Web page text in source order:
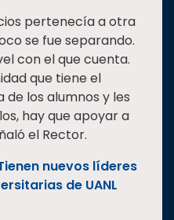
pertenecía a otra
se fue separando.
con el que cuenta.
que tiene el
los alumnos y les
hay que apoyar a
el Rector.
nuevos líderes
de UANL